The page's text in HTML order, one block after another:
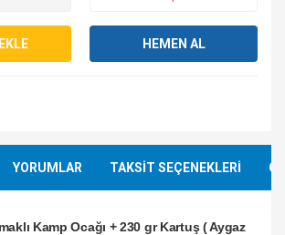
HEMEN AL
YORUMLAR TAKSİT SEÇENEKLERİ
Kamp Ocağı + 230 gr Kartuş ( Aygaz